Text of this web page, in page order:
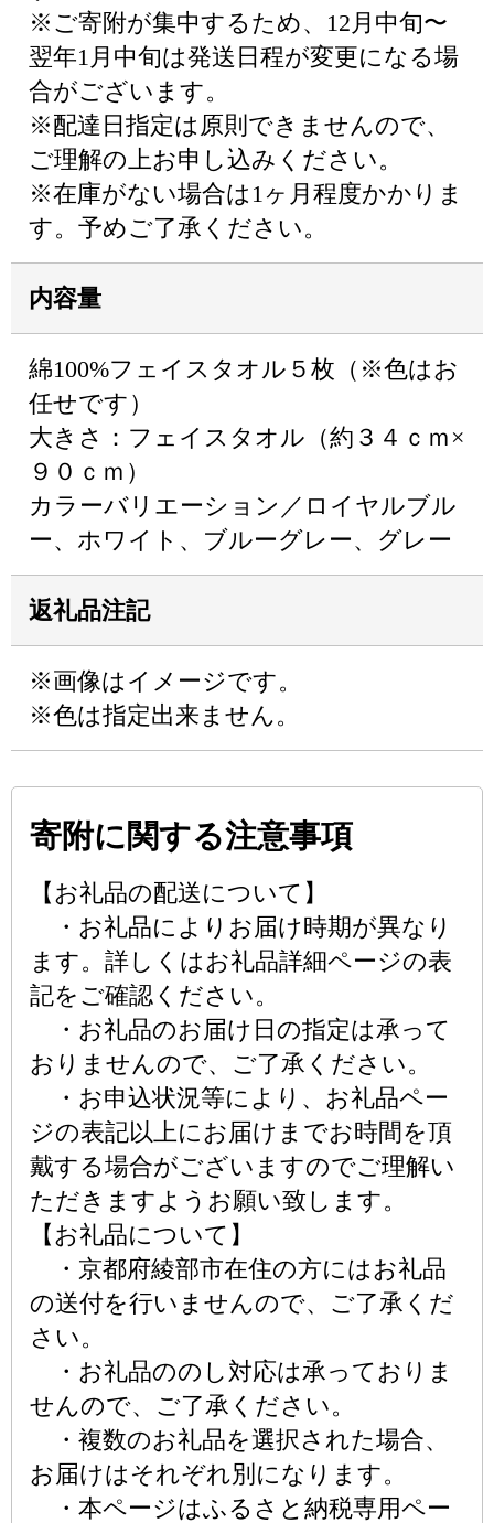
※ご寄附が集中するため、12月中旬〜
翌年1月中旬は発送日程が変更になる場
合がございます。
※配達日指定は原則できませんので、
ご理解の上お申し込みください。
※在庫がない場合は1ヶ月程度かかりま
す。予めご了承ください。
内容量
綿100%フェイスタオル５枚（※色はお
任せです）
大きさ：フェイスタオル（約３４ｃｍ×
９０ｃｍ）
カラーバリエーション／ロイヤルブル
ー、ホワイト、ブルーグレー、グレー
返礼品注記
※画像はイメージです。
※色は指定出来ません。
寄附に関する注意事項
【お礼品の配送について】
・お礼品によりお届け時期が異なり
ます。詳しくはお礼品詳細ページの表
記をご確認ください。
・お礼品のお届け日の指定は承って
おりませんので、ご了承ください。
・お申込状況等により、お礼品ペー
ジの表記以上にお届けまでお時間を頂
戴する場合がございますのでご理解い
ただきますようお願い致します。
【お礼品について】
・京都府綾部市在住の方にはお礼品
の送付を行いませんので、ご了承くだ
さい。
・お礼品ののし対応は承っておりま
せんので、ご了承ください。
・複数のお礼品を選択された場合、
お届けはそれぞれ別になります。
・本ページはふるさと納税専用ペー